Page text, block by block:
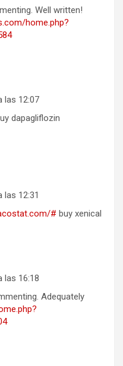
Well written!
home.php?
las 12:07
dapagliflozin
las 12:31
# buy xenical
las 16:18
Adequately